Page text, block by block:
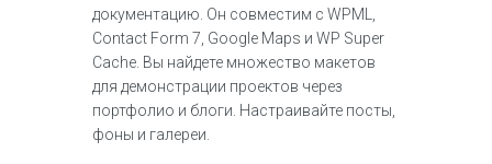
документацию. Он совместим с WPML,
Contact Form 7, Google Maps и WP Super
Cache. Вы найдете множество макетов
для демонстрации проектов через
портфолио и блоги. Настраивайте посты,
фоны и галереи.